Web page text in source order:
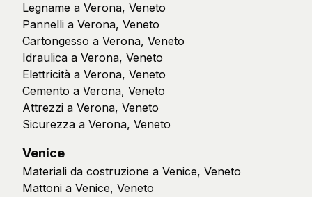
Legname a Verona, Veneto
Pannelli a Verona, Veneto
Cartongesso a Verona, Veneto
Idraulica a Verona, Veneto
Elettricità a Verona, Veneto
Cemento a Verona, Veneto
Attrezzi a Verona, Veneto
Sicurezza a Verona, Veneto
Venice
Materiali da costruzione a Venice, Veneto
Mattoni a Venice, Veneto